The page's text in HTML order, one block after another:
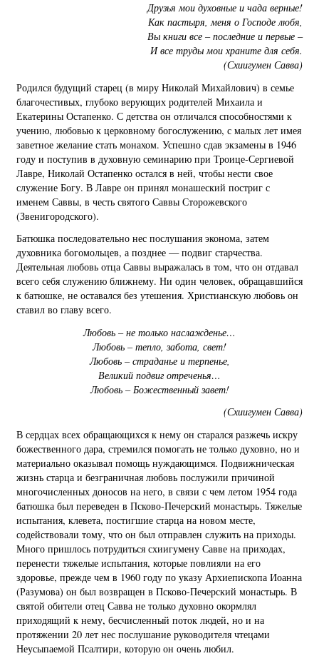
Друзья мои духовные и чада верные!
Как пастыря, меня о Господе любя,
Вы книги все – последние и первые –
И все труды мои храните для себя.
(Схиигумен Савва)
Родился будущий старец (в миру Николай Михайлович) в семье
благочестивых, глубоко верующих родителей Михаила и
Екатерины Остапенко. С детства он отличался способностями к
учению, любовью к церковному богослужению, с малых лет имея
заветное желание стать монахом. Успешно сдав экзамены в 1946
году и поступив в духовную семинарию при Троице-Сергиевой
Лавре, Николай Остапенко остался в ней, чтобы нести свое
служение Богу. В Лавре он принял монашеский постриг с
именем Саввы, в честь святого Саввы Сторожевского
(Звенигородского).
Батюшка последовательно нес послушания эконома, затем
духовника богомольцев, а позднее — подвиг старчества.
Деятельная любовь отца Саввы выражалась в том, что он отдавал
всего себя служению ближнему. Ни один человек, обращавшийся
к батюшке, не оставался без утешения. Христианскую любовь он
ставил во главу всего.
Любовь – не только наслажденье…
Любовь – тепло, забота, свет!
Любовь – страданье и терпенье,
Великий подвиг отреченья…
Любовь – Божественный завет!
(Схиигумен Савва)
В сердцах всех обращающихся к нему он старался разжечь искру
божественного дара, стремился помогать не только духовно, но и
материально оказывал помощь нуждающимся. Подвижническая
жизнь старца и безграничная любовь послужили причиной
многочисленных доносов на него, в связи с чем летом 1954 года
батюшка был переведен в Псково-Печерский монастырь. Тяжелые
испытания, клевета, постигшие старца на новом месте,
содействовали тому, что он был отправлен служить на приходы.
Много пришлось потрудиться схиигумену Савве на приходах,
перенести тяжелые испытания, которые повлияли на его
здоровье, прежде чем в 1960 году по указу Архиепископа Иоанна
(Разумова) он был возвращен в Псково-Печерский монастырь. В
святой обители отец Савва не только духовно окормлял
приходящий к нему, бесчисленный поток людей, но и на
протяжении 20 лет нес послушание руководителя чтецами
Неусыпаемой Псалтири, которую он очень любил.